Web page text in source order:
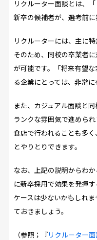
リクルーター面談とは、「
新卒の候補者が、選考前に
リクルーターには、主に
そのため、同校の卒業者
が可能です。「将来有望
る企業にとっては、非常に
また、カジュアル面談と
ランクな雰囲気で進めら
食店で行われることも多
とやりとりできます。
なお、上記の説明からわ
に新卒採用で効果を発揮
ケースは少ないかもしれ
ておきましょう。
（参照；『リクルーター